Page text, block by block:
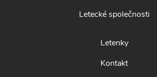
Letecké společnosti
Letenky
Kontakt